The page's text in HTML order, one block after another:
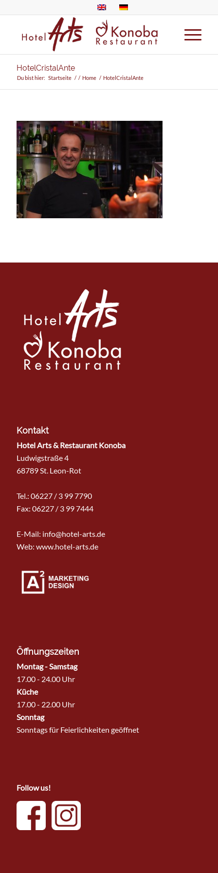
HotelCristalAnte
Du bist hier: Startseite / / Home / HotelCristalAnte
Kontakt
Hotel Arts & Restaurant Konoba
Ludwigstraße 4
68789 St. Leon-Rot
Tel.: 06227 / 3 99 7790
Fax: 06227 / 3 99 7444
E-Mail: info@hotel-arts.de
Web: www.hotel-arts.de
Öffnungszeiten
Montag - Samstag
17.00 - 24.00 Uhr
Küche
17.00 - 22.00 Uhr
Sonntag
Sonntags für Feierlichkeiten geöffnet
Follow us!